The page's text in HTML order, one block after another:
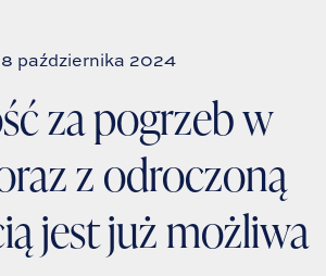
października 2024
za pogrzeb w
z odroczoną
jest już możliwa